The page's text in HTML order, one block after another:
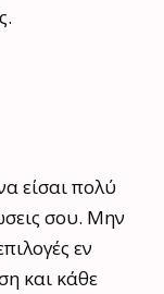
είσαι πολύ
σου. Μην
εν
και κάθε